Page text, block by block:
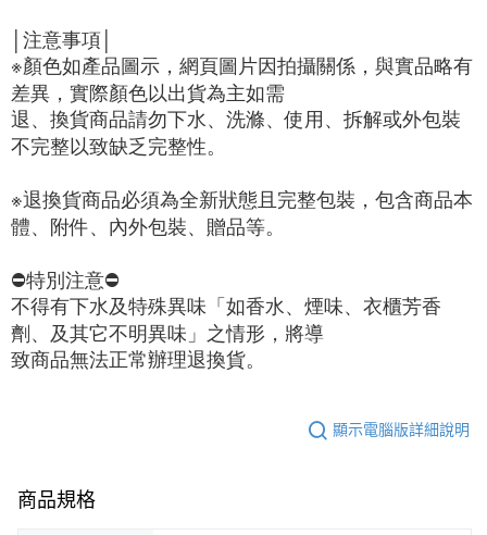
│注意事項│
※顏色如產品圖示，網頁圖片因拍攝關係，與實品略有
差異，實際顏色以出貨為主如需
退、換貨商品請勿下水、洗滌、使用、拆解或外包裝
不完整以致缺乏完整性。
※退換貨商品必須為全新狀態且完整包裝，包含商品本
體、附件、內外包裝、贈品等。
⛔️特別注意⛔️
不得有下水及特殊異味「如香水、煙味、衣櫃芳香
劑、及其它不明異味」之情形，將導
致商品無法正常辦理退換貨。
顯示電腦版詳細說明
商品規格